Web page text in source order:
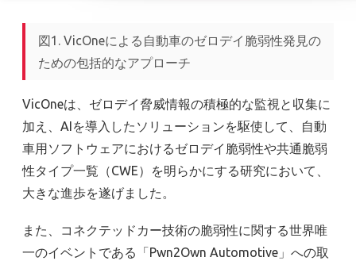
図1. VicOneによる自動車のゼロデイ脆弱性発見の
ための包括的なアプローチ
VicOneは、ゼロデイ脅威情報の積極的な監視と収集に
加え、AIを導入したソリューションを駆使して、自動
車用ソフトウェアにおけるゼロデイ脆弱性や共通脆弱
性タイプ一覧（CWE）を明らかにする研究において、
大きな進歩を遂げました。
また、コネクテッドカー技術の脆弱性に関する世界唯
一のイベントである「Pwn2Own Automotive」への取